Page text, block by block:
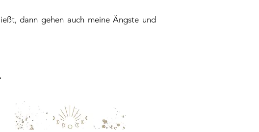
dann gehen auch meine Ängste und